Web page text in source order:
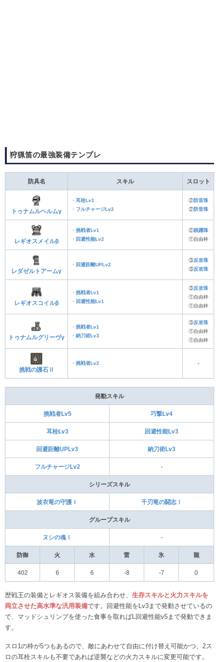
狩猟笛の最強装備テンプレ
防具名 スキル スロット
トゥナムルヘルムγ
・ 耳栓Lv1
・ フルチャージLv2
②防音珠
②防音珠
レギオスメイルβ
・ 挑戦者Lv1
・ 回避性能Lv2
②跳躍珠
①自由枠
レダゼルトアームγ
・ 回避距離UPLv2
③反攻珠
③反攻珠
レギオスコイルβ
・ 挑戦者Lv1
・ 回避性能Lv1
③反攻珠
①自由枠
①自由枠
トゥナムルグリーヴγ
・ 挑戦者Lv1
・ 納刀術Lv3
③反攻珠
①自由枠
①自由枠
挑戦の護石Ⅱ
・ 挑戦者Lv2 ‐
発動スキル
挑戦者Lv5 巧撃Lv4
耳栓Lv3 回避性能Lv3
回避距離UPLv3 納刀術Lv3
フルチャージLv2 ‐
シリーズスキル
波衣竜の守護Ⅰ 千刃竜の闘志Ⅰ
グループスキル
ヌシの魂Ⅰ ‐
防御 火 水 雷 氷 龍
402 6 6 -8 -7 0
歴戦王の装備とレギオス装備を組み合わせ、 生存スキルと火力スキルを
両立させた高水準な汎用装備です。回避性能をLv3まで発動させているの
で、マッドシュリンプを使った食事を取ればL回避性能v5まで発動できま
す。
スロ1の枠が5つもあるので、敵にあわせて自由に付け替え可能かつ、2ス
ロの耳栓スキルも不要であれば逆襲などの火力スキルに変更可能です。